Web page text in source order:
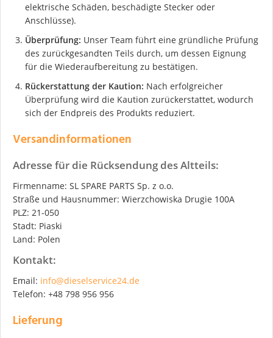
elektrische Schäden, beschädigte Stecker oder
Anschlüsse).
Überprüfung: Unser Team führt eine gründliche Prüfung
des zurückgesandten Teils durch, um dessen Eignung
für die Wiederaufbereitung zu bestätigen.
Rückerstattung der Kaution: Nach erfolgreicher
Überprüfung wird die Kaution zurückerstattet, wodurch
sich der Endpreis des Produkts reduziert.
Versandinformationen
Adresse für die Rücksendung des Altteils:
Firmenname: SL SPARE PARTS Sp. z o.o.
Straße und Hausnummer: Wierzchowiska Drugie 100A
PLZ: 21-050
Stadt: Piaski
Land: Polen
Kontakt:
Email: info@dieselservice24.de
Telefon: +48 798 956 956
Lieferung